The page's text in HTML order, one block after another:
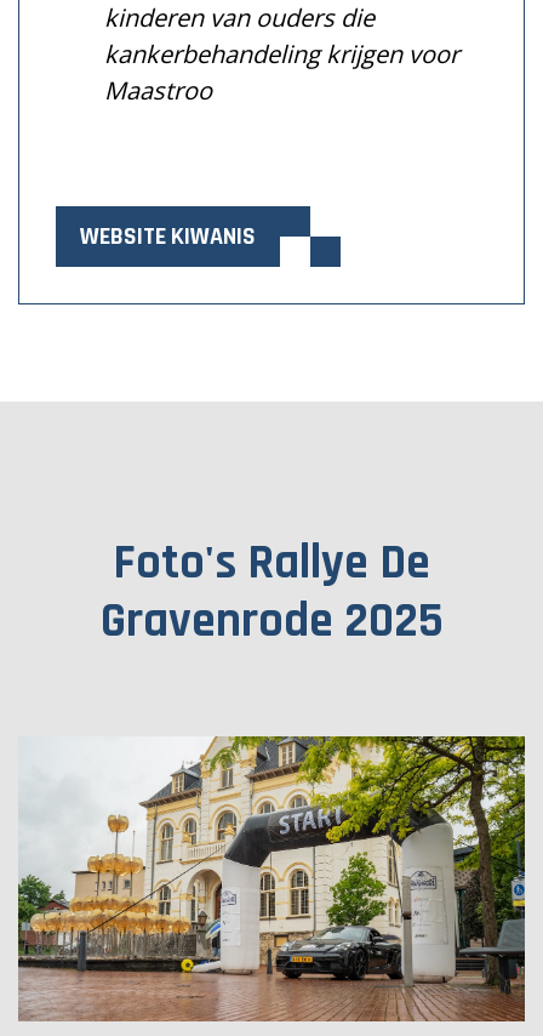
kinderen van ouders die
kankerbehandeling krijgen voor
Maastroo
WEBSITE KIWANIS
Foto's Rallye De
Gravenrode 2025